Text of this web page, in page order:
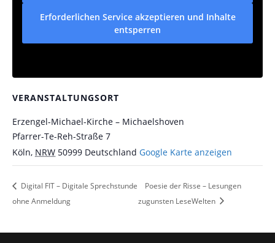
VERANSTALTUNGSORT
Erzengel-Michael-Kirche – Michaelshoven
Pfarrer-Te-Reh-Straße 7
Köln, NRW 50999 Deutschland Google Karte anzeigen
Erforderlichen Service akzeptieren und Inhalte
entsperren
Digital FIT – Digitale Sprechstunde
ohne Anmeldung
Poesie der Risse – Lesungen
zugunsten LeseWelten